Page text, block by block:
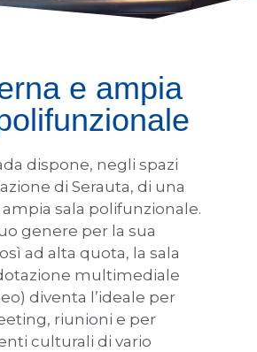
e ampia
dispone, negli spazi
di Serauta, di una
sala polifunzionale.
genere per la sua
ad alta quota, la sala
multimediale
diventa l’ideale per
riunioni e per
culturali di vario